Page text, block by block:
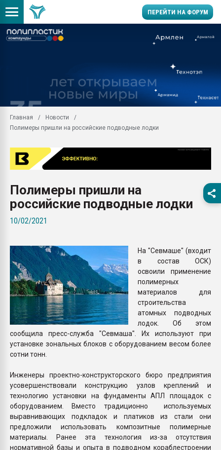
ПЕРЕЙТИ НА ФОРУМ
умельцы изготовили
колонок полностью из
Продажа готового
производство SPC
29.07.2026 ФРП помог
ближайшее
Подмосковье, Москва
28.07.2026
28.07.2026
ситуацией на
ПЕРЕЙТИ НА
Главная
Новости
Полимеры пришли на российские подводные лодки
Полимеры пришли на
российские подводные лодки
10/02/2021
На "Севмаше" (входит
в состав ОСК)
освоили применение
полимерных
материалов для
строительства
атомных подводных
лодок. Об этом
сообщила пресс-служба "Севмаша". Их используют при
установке зональных блоков с оборудованием весом более
сотни тонн.
Инженеры проектно-конструкторского бюро предприятия
усовершенствовали конструкцию узлов креплений и
технологию установки на фундаменты АПЛ площадок с
оборудованием. Вместо традиционно используемых
выравнивающих подкладок и платиков из стали они
предложили использовать композитные полимерные
материалы. Ранее эта технология из-за отсутствия
нормативной базы и опыта в подводном кораблестроении